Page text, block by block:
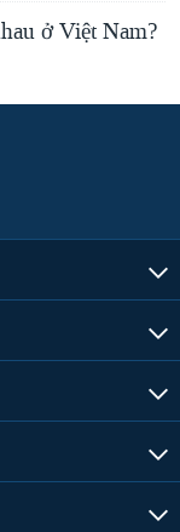
ở Việt Nam?